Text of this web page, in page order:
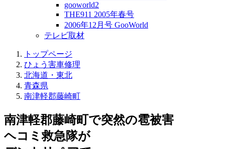
gooworld2
THE911 2005年春号
2006年12月号 GooWorld
テレビ取材
トップページ
ひょう害車修理
北海道・東北
青森県
南津軽郡藤崎町
南津軽郡藤崎町で突然の雹被害
ヘコミ救急隊が